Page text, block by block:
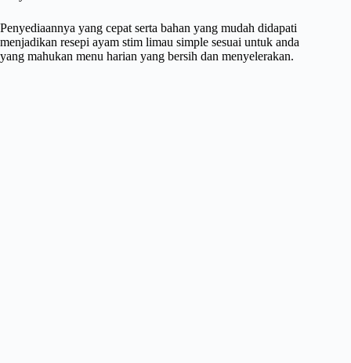
Penyediaannya yang cepat serta bahan yang mudah didapati
menjadikan resepi ayam stim limau simple sesuai untuk anda
yang mahukan menu harian yang bersih dan menyelerakan.